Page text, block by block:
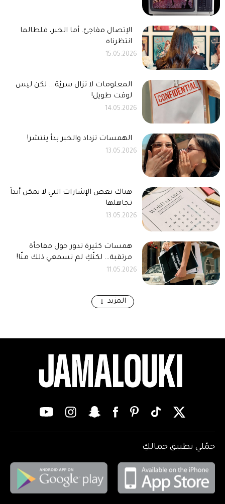
الإتصال مفاجئ. أما الخبر، فلطالما
انتظرناه
15.05.2026
المعلومات لا تزال سريّة... لكن ليس
لوقت طويل!
14.05.2026
الهمسات تزداد والخبر بدأ ينتشر!
13.05.2026
هناك بعض الإشارات التي لا يمكن أبداً
تجاهلها
13.05.2026
همسات كثيرة تدور حول مفاجأة
مرتقبة… لكنّكِ لم تسمعي ذلك منّا!
11.05.2026
المزيد
حمّلي تطبيق جمالكِ